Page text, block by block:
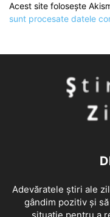
Acest site folosește
sunt procesate datele
Adevăratele știri ale
gândim pozitiv și